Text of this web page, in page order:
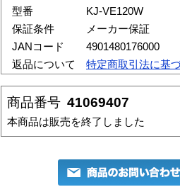
型番
KJ-VE120W
保証条件
メーカー保証
JANコード
4901480176000
返品について
特定商取引法に基
商品番号 41069407
本商品は販売を終了しました